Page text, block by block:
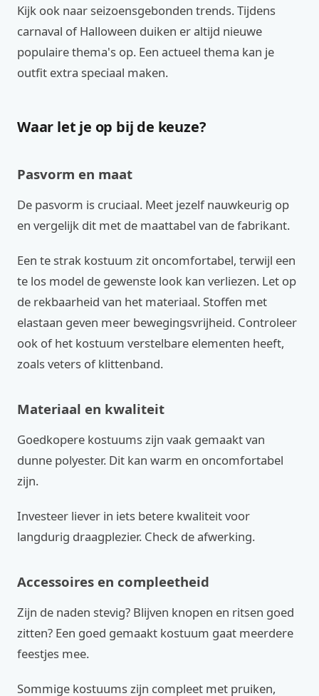
Kijk ook naar seizoensgebonden trends. Tijdens
carnaval of Halloween duiken er altijd nieuwe
populaire thema's op. Een actueel thema kan je
outfit extra speciaal maken.
Waar let je op bij de keuze?
Pasvorm en maat
De pasvorm is cruciaal. Meet jezelf nauwkeurig op
en vergelijk dit met de maattabel van de fabrikant.
Een te strak kostuum zit oncomfortabel, terwijl een
te los model de gewenste look kan verliezen. Let op
de rekbaarheid van het materiaal. Stoffen met
elastaan geven meer bewegingsvrijheid. Controleer
ook of het kostuum verstelbare elementen heeft,
zoals veters of klittenband.
Materiaal en kwaliteit
Goedkopere kostuums zijn vaak gemaakt van
dunne polyester. Dit kan warm en oncomfortabel
zijn.
Investeer liever in iets betere kwaliteit voor
langdurig draagplezier. Check de afwerking.
Accessoires en compleetheid
Zijn de naden stevig? Blijven knopen en ritsen goed
zitten? Een goed gemaakt kostuum gaat meerdere
feestjes mee.
Sommige kostuums zijn compleet met pruiken,